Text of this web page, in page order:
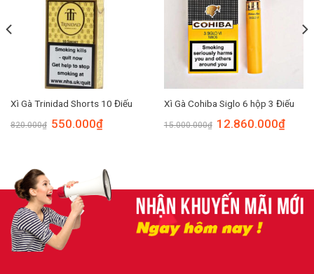
Xì Gà Trinidad Shorts 10 Điếu
820.000₫ 550.000₫
Xì Gà Cohiba Siglo 6 hộp 3 Điếu
15.000.000₫ 12.860.000₫